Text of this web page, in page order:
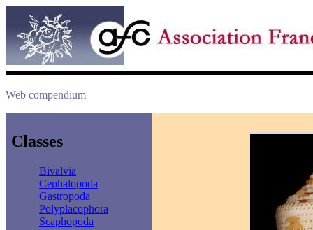
Web compendium
Classes
Bivalvia
Cephalopoda
Gastropoda
Polyplacophora
Scaphopoda